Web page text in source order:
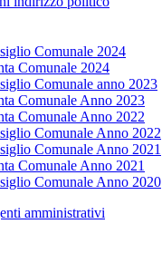
Comunale 2024
Comunale 2024
Comunale anno 2023
Comunale Anno 2023
Comunale Anno 2022
Comunale Anno 2022
Comunale Anno 2021
Comunale Anno 2021
Comunale Anno 2020
amministrativi